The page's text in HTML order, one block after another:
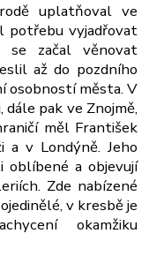
uplatňoval ve
potřebu vyjadřovat
se začal věnovat
až do pozdního
osobností města. V
pak ve Znojmě,
měl František
a v Londýně. Jeho
oblíbené a objevují
Zde nabízené
v kresbě je
okamžiku